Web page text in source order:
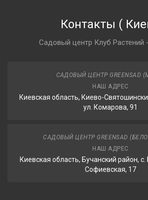
Контакты (
Садовый центр Клуб Растений
САДОВЫЙ ЦЕНТР GREENSAD
НАШ АДРЕС
Киевская область, Киево-
ул. Комарова, 91
САДОВЫЙ ЦЕНТР GREENSAD
НАШ АДРЕС
Киевская область, Бучанский район, с.
Софиевская, 17